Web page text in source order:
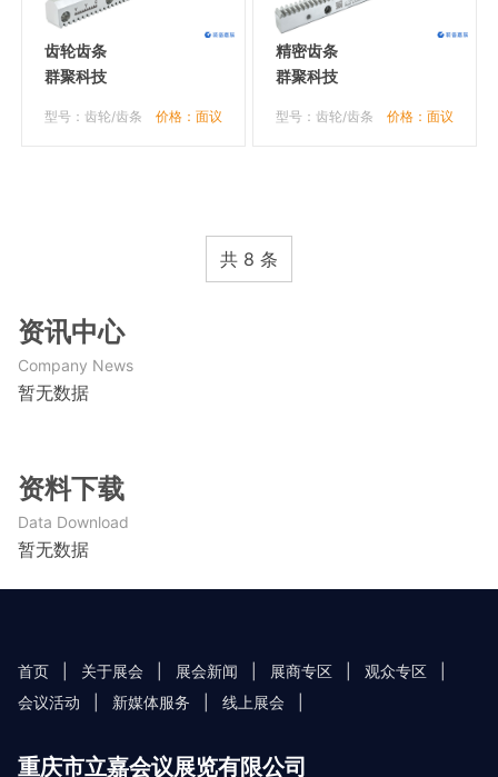
齿轮齿条
群聚科技
型号：齿轮/齿条 价格：面议
精密齿条
群聚科技
型号：齿轮/齿条 价格：面议
共 8 条
资讯中心
Company News
暂无数据
资料下载
Data Download
暂无数据
首页 关于展会 展会新闻 展商专区 观众专区
会议活动
新媒体服务 线上展会
重庆市立嘉会议展览有限公司